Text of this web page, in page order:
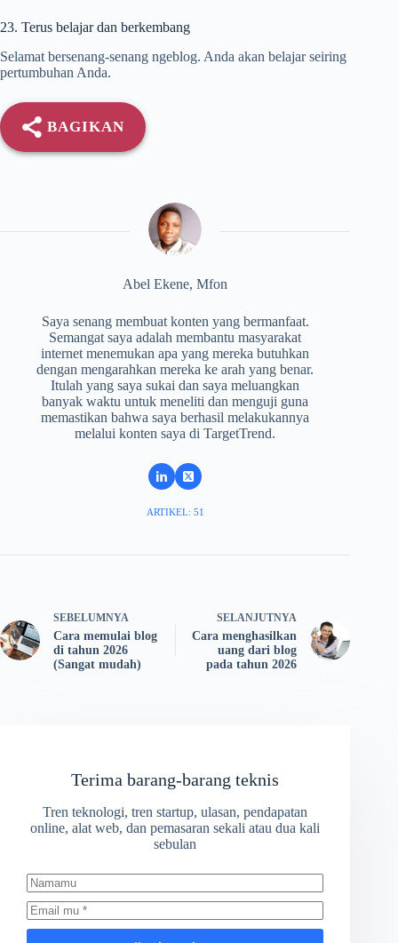
23. Terus belajar dan berkembang
Selamat bersenang-senang ngeblog. Anda akan belajar seiring
pertumbuhan Anda.
BAGIKAN
Abel Ekene, Mfon
Saya senang membuat konten yang bermanfaat.
Semangat saya adalah membantu masyarakat
internet menemukan apa yang mereka butuhkan
dengan mengarahkan mereka ke arah yang benar.
Itulah yang saya sukai dan saya meluangkan
banyak waktu untuk meneliti dan menguji guna
memastikan bahwa saya berhasil melakukannya
melalui konten saya di TargetTrend.
ARTIKEL: 51
SEBELUMNYA
Cara memulai blog
di tahun 2026
(Sangat mudah)
SELANJUTNYA
Cara menghasilkan
uang dari blog
pada tahun 2026
Terima barang-barang teknis
Tren teknologi, tren startup, ulasan, pendapatan
online, alat web, dan pemasaran sekali atau dua kali
sebulan